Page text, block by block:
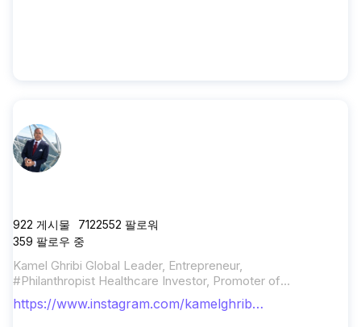
922 게시물 7122552 팔로워
359 팔로우 중
Kamel Ghribi Global Leader, Entrepreneur,
#Philanthropist Healthcare Investor, Promoter of
Universal Healthcare Peace & International
Relations Enabler
https://www.instagram.com/kamelghribi_